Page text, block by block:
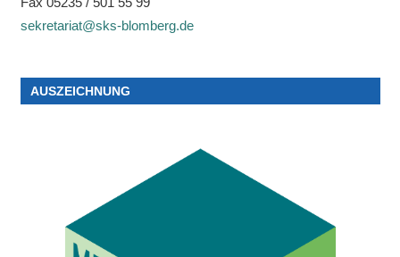
sekretariat@sks-blomberg.de
AUSZEICHNUNG